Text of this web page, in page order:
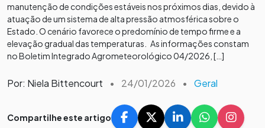
manutenção de condições estáveis nos próximos dias, devido à
atuação de um sistema de alta pressão atmosférica sobre o
Estado. O cenário favorece o predomínio de tempo firme e a
elevação gradual das temperaturas. As informações constam
no Boletim Integrado Agrometeorológico 04/2026, […]
Por: Niela Bittencourt • 24/01/2026 • Geral
Compartilhe este artigo